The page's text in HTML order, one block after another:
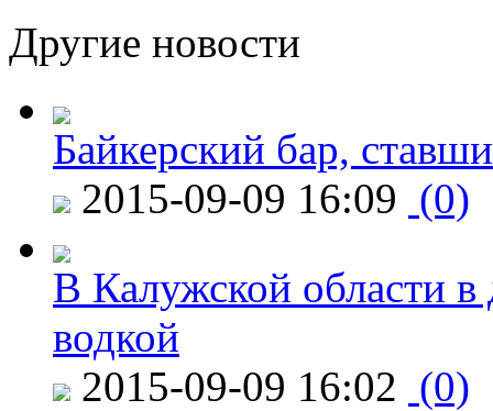
Другие новости
Байкерский бар,
2015-09-09 16:09 (0)
В Калужской области в
водкой
2015-09-09 16:02 (0)